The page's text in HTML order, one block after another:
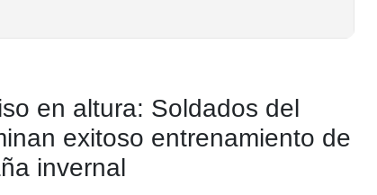
en altura: Soldados del
exitoso entrenamiento de
invernal